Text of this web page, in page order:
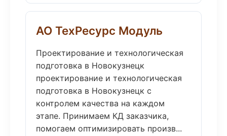
АО ТехРесурс Модуль
Проектирование и технологическая
подготовка в Новокузнецк
проектирование и технологическая
подготовка в Новокузнецк с
контролем качества на каждом
этапе. Принимаем КД заказчика,
помогаем оптимизировать произв...